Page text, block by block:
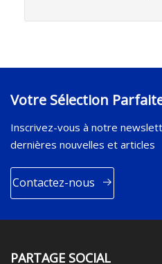
Votre Sélection
Inscrivez-vous à notre
dernières nouvelles et articles
Contactez-nous
PARTAGE SOCIAL